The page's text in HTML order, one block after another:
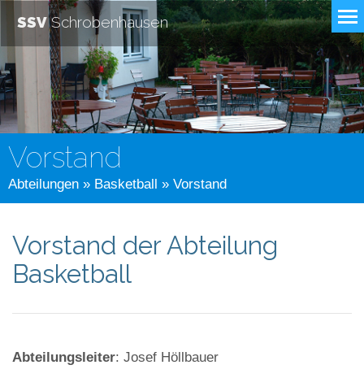
SSVSchrobenhausen
Vorstand
Abteilungen » Basketball » Vorstand
Vorstand der Abteilung
Basketball
Abteilungsleiter: Josef Höllbauer